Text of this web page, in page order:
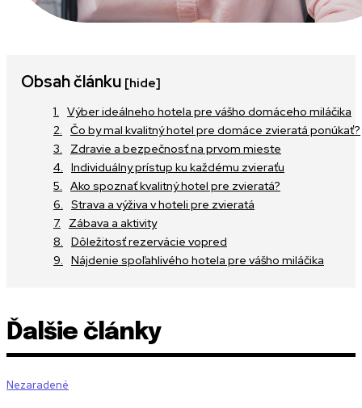
Obsah článku [hide]
Výber ideálneho hotela pre vášho domáceho miláčika
Čo by mal kvalitný hotel pre domáce zvieratá ponúkať?
Zdravie a bezpečnosť na prvom mieste
Individuálny prístup ku každému zvieraťu
Ako spoznať kvalitný hotel pre zvieratá?
Strava a výživa v hoteli pre zvieratá
Zábava a aktivity
Dôležitosť rezervácie vopred
Nájdenie spoľahlivého hotela pre vášho miláčika
Ďalšie články
Nezaradené